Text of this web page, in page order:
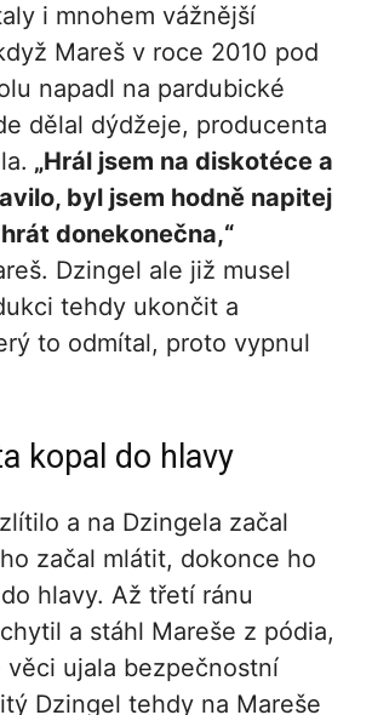
i mnohem vážnější
Mareš v roce 2010 pod
napadl na pardubické
dělal dýdžeje, producenta
„Hrál jsem na diskotéce a
byl jsem hodně napitej
donekonečna,“
Dzingel ale již musel
tehdy ukončit a
to odmítal, proto vypnul
kopal do hlavy
a na Dzingela začal
začal mlátit, dokonce ho
hlavy. Až třetí ránu
a stáhl Mareše z pódia,
ujala bezpečnostní
Dzingel tehdy na Mareše